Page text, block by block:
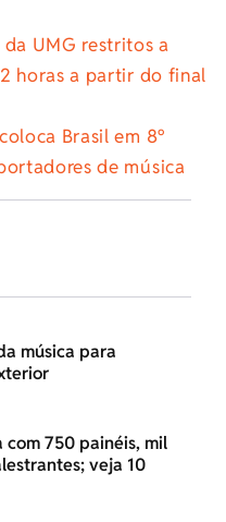
UMG restritos a
horas a partir do final
Brasil em 8º
de música
música para
com 750 painéis, mil
veja 10